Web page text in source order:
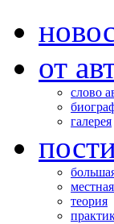
от
слово
галерея
теория